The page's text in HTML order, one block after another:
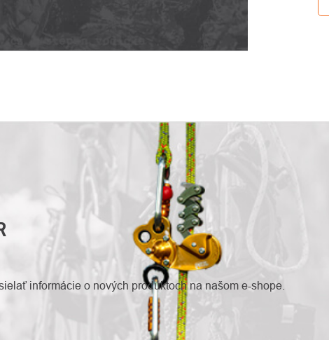
informácie o nových produktoch na našom e-shope.